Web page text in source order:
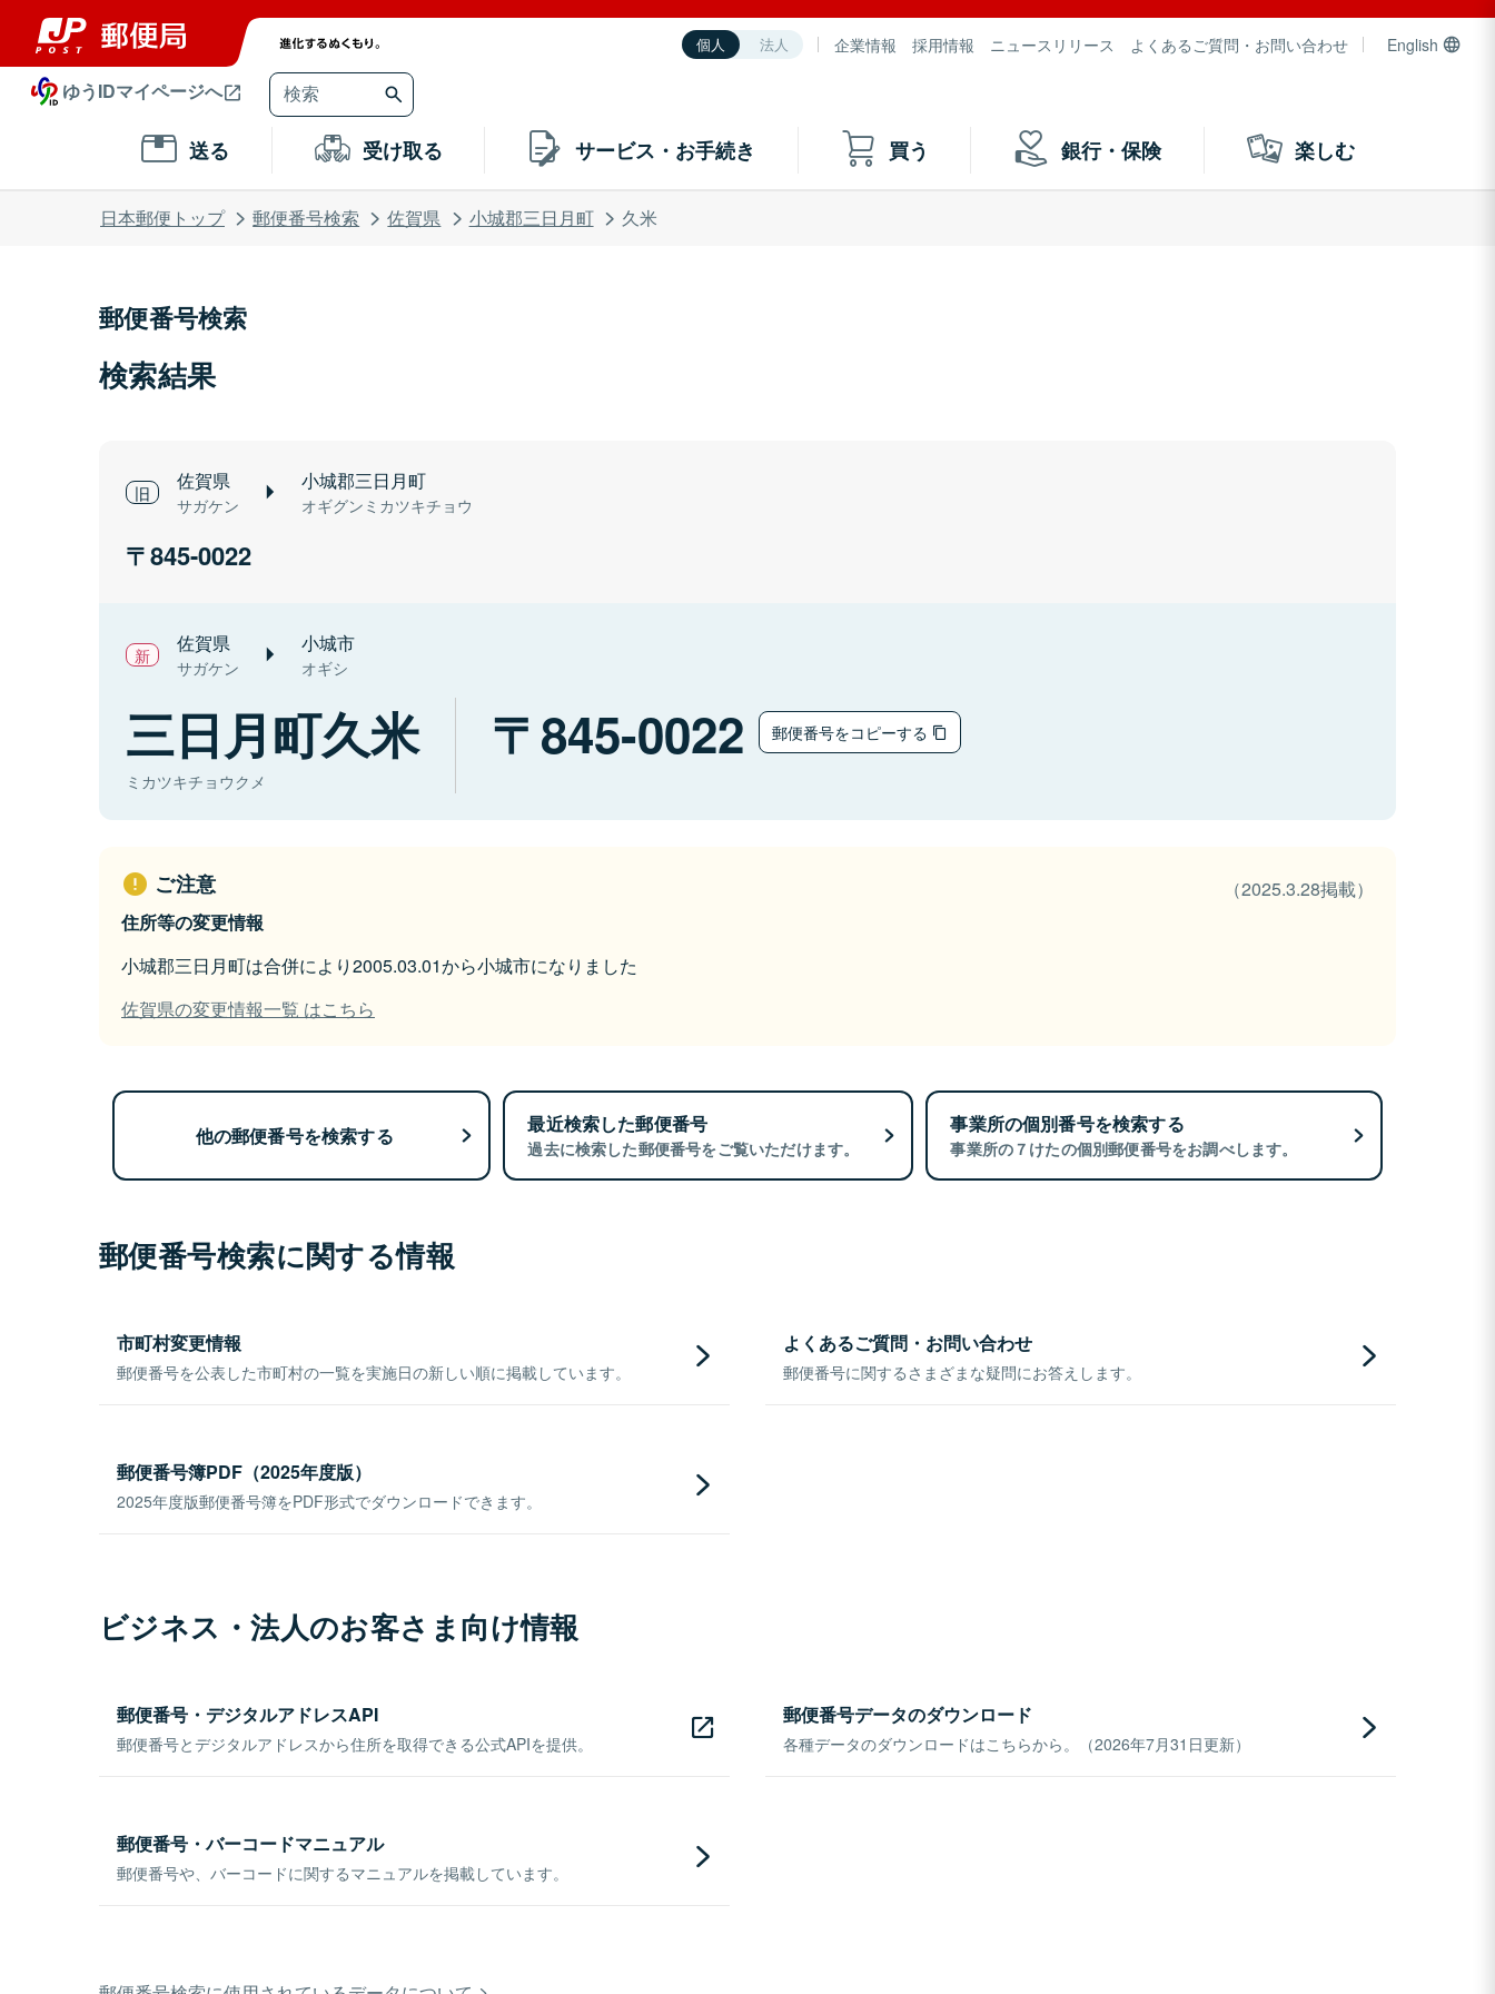
個人 法人 企業情報 採用情報 ニュースリリース よくあるご質問・お問い合わせ English
ゆうIDマイページへ
送る 受け取る サービス・お手続き 買う 銀行・保険 楽しむ
日本郵便トップ 郵便番号検索 佐賀県 小城郡三日月町 久米
郵便番号検索
検索結果
佐賀県
サガケン
小城郡三日月町
オギグンミカツキチョウ
845-0022
佐賀県
サガケン
小城市
オギシ
三日月町久米
ミカツキチョウクメ
845-0022 郵便番号をコピーする
ご注意
（2025.3.28掲載）
住所等の変更情報
小城郡三日月町は合併により2005.03.01から小城市になりました
佐賀県の変更情報一覧 はこちら
他の郵便番号を検索する 最近検索した郵便番号
過去に検索した郵便番号をご覧いただけます。
事業所の個別番号を検索する
事業所の７けたの個別郵便番号をお調べします。
郵便番号検索に関する情報
市町村変更情報
郵便番号を公表した市町村の一覧を実施日の新しい順に掲載しています。
よくあるご質問・お問い合わせ
郵便番号に関するさまざまな疑問にお答えします。
郵便番号簿PDF（2025年度版）
2025年度版郵便番号簿をPDF形式でダウンロードできます。
ビジネス・法人のお客さま向け情報
郵便番号・デジタルアドレスAPI
郵便番号とデジタルアドレスから住所を取得できる公式APIを提供。
郵便番号データのダウンロード
各種データのダウンロードはこちらから。（2026年7月31日更新）
郵便番号・バーコードマニュアル
郵便番号や、バーコードに関するマニュアルを掲載しています。